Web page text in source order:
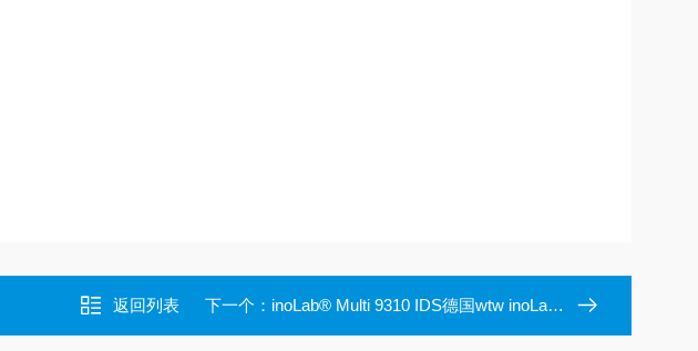
返回列表 下一个： inoLab® Multi 9310 IDS德国wtw inoLab Multi多参数水质分析仪